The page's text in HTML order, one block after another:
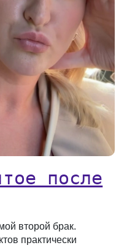
после
второй брак.
практически